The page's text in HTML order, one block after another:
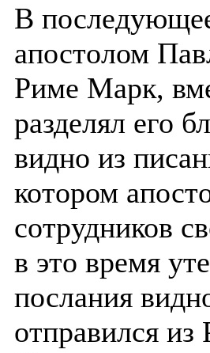
В
апостолом
Риме Марк,
разделял его
видно из
котором
сотрудников
в это время
послания
отправился